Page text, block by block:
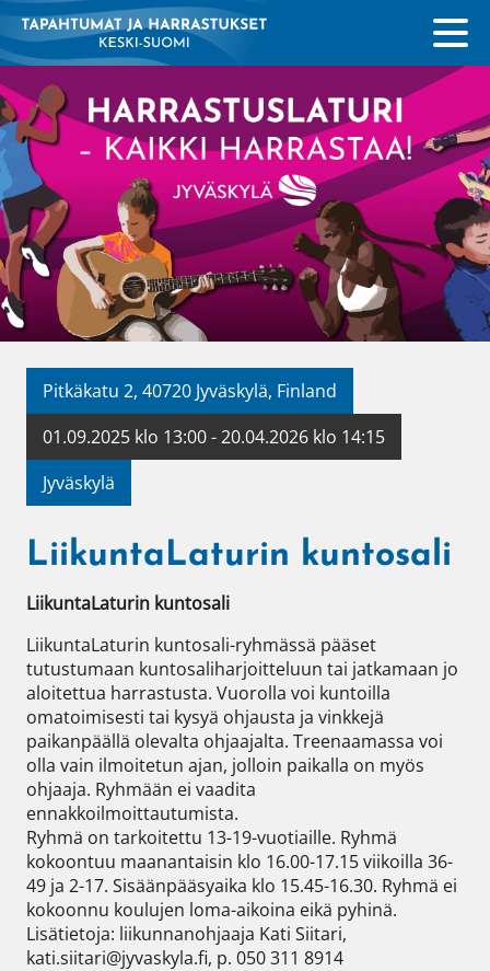
Pitkäkatu 2, 40720 Jyväskylä, Finland
01.09.2025 klo 13:00 - 20.04.2026 klo 14:15
Jyväskylä
LiikuntaLaturin kuntosali
LiikuntaLaturin kuntosali
LiikuntaLaturin kuntosali-ryhmässä pääset
tutustumaan kuntosaliharjoitteluun tai jatkamaan jo
aloitettua harrastusta. Vuorolla voi kuntoilla
omatoimisesti tai kysyä ohjausta ja vinkkejä
paikanpäällä olevalta ohjaajalta. Treenaamassa voi
olla vain ilmoitetun ajan, jolloin paikalla on myös
ohjaaja. Ryhmään ei vaadita
ennakkoilmoittautumista.
Ryhmä on tarkoitettu 13-19-vuotiaille. Ryhmä
kokoontuu maanantaisin klo 16.00-17.15 viikoilla 36-
49 ja 2-17. Sisäänpääsyaika klo 15.45-16.30. Ryhmä ei
kokoonnu koulujen loma-aikoina eikä pyhinä.
Lisätietoja: liikunnanohjaaja Kati Siitari,
kati.siitari@jyvaskyla.fi, p. 050 311 8914